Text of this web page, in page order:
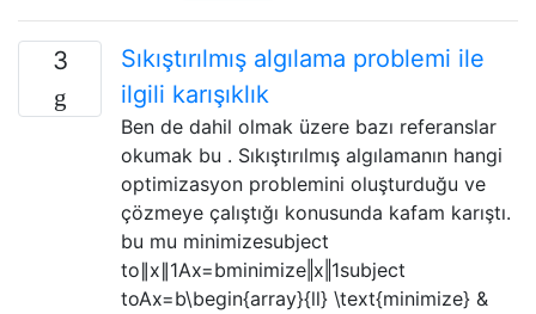
3
Sıkıştırılmış algılama problemi ile
ilgili karışıklık
Ben de dahil olmak üzere bazı referanslar
okumak bu . Sıkıştırılmış algılamanın hangi
optimizasyon problemini oluşturduğu ve
çözmeye çalıştığı konusunda kafam karıştı.
bu mu minimizesubject
to∥x∥1Ax=bminimize‖x‖1subject
toAx=b\begin{array}{ll} \text{minimize} &